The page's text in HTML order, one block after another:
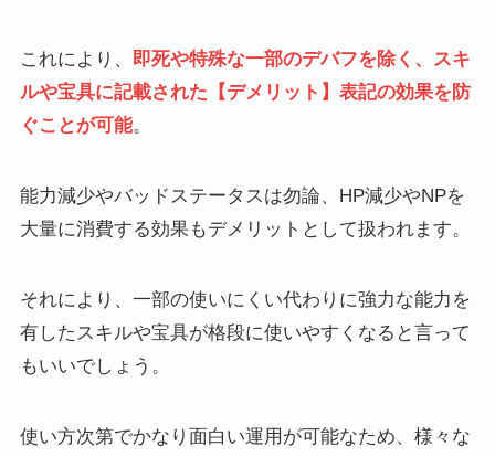
これにより、
即死や特殊な一部のデバフを除く、スキ
ルや宝具に記載された【デメリット】表記の効果を防
ぐことが可能。
能力減少やバッドステータスは勿論、HP減少やNPを
大量に消費する効果もデメリットとして扱われます。
それにより、一部の使いにくい代わりに強力な能力を
有したスキルや宝具が格段に使いやすくなると言って
もいいでしょう。
使い方次第でかなり面白い運用が可能なため、様々な